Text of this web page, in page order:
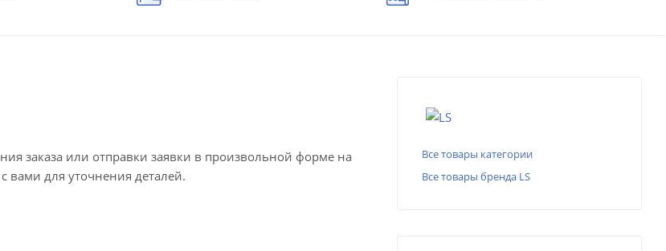
заказа или отправки заявки в произвольной форме на
вами для уточнения деталей.
Все товары категории
Все товары бренда LS